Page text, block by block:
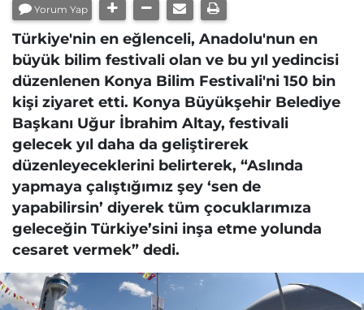
Yorum Yap
Türkiye'nin en eğlenceli, Anadolu'nun en
büyük bilim festivali olan ve bu yıl yedincisi
düzenlenen Konya Bilim Festivali'ni 150 bin
kişi ziyaret etti. Konya Büyükşehir Belediye
Başkanı Uğur İbrahim Altay, festivali
gelecek yıl daha da geliştirerek
düzenleyeceklerini belirterek, “Aslında
yapmaya çalıştığımız şey ‘sen de
yapabilirsin’ diyerek tüm çocuklarımıza
geleceğin Türkiye’sini inşa etme yolunda
cesaret vermek” dedi.